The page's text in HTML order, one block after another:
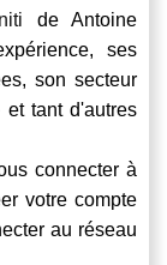
de Antoine
ses
son secteur
tant d'autres
connecter à
votre compte
au réseau